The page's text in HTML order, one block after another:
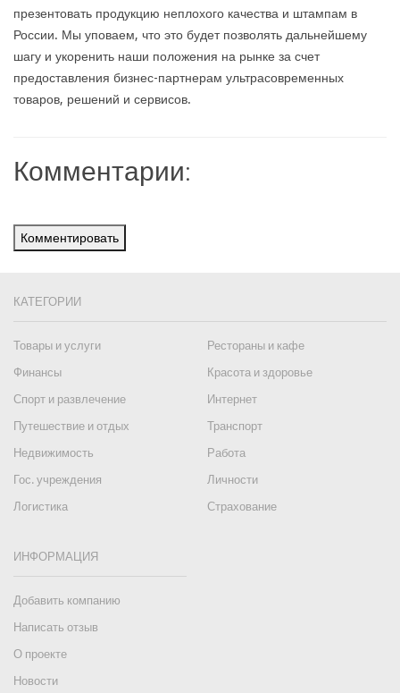
презентовать продукцию неплохого качества и штампам в
России. Мы уповаем, что это будет позволять дальнейшему
шагу и укоренить наши положения на рынке за счет
предоставления бизнес-партнерам ультрасовременных
товаров, решений и сервисов.
Комментарии:
Комментировать
КАТЕГОРИИ
Товары и услуги
Рестораны и кафе
Финансы
Красота и здоровье
Спорт и развлечение
Интернет
Путешествие и отдых
Транспорт
Недвижимость
Работа
Гос. учреждения
Личности
Логистика
Страхование
ИНФОРМАЦИЯ
Добавить компанию
Написать отзыв
О проекте
Новости